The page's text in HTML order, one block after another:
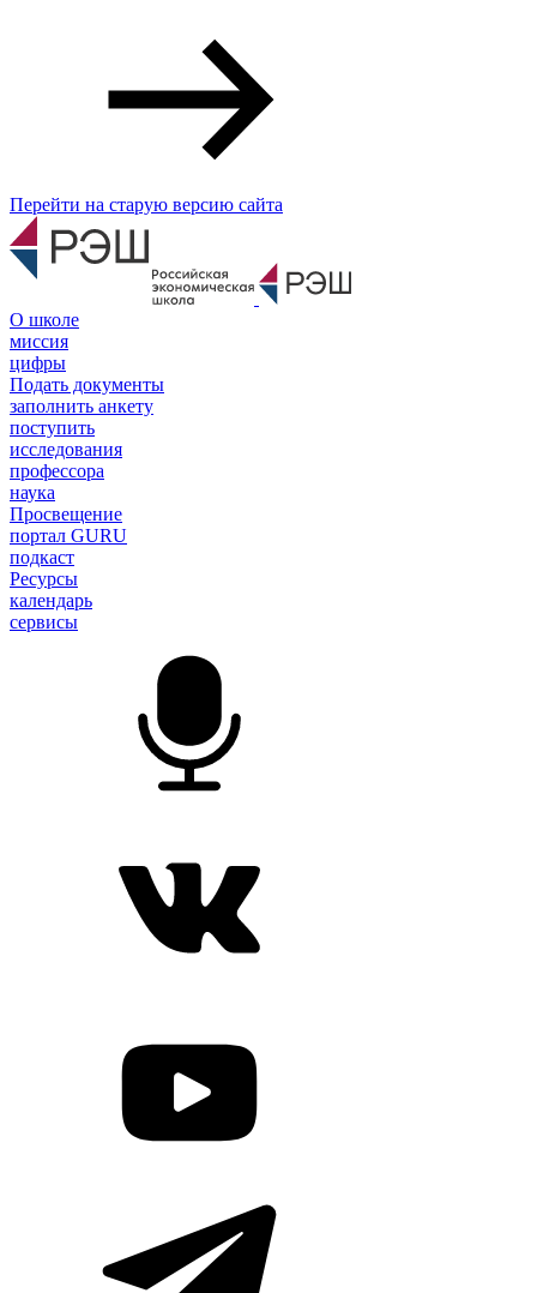
Перейти на старую версию сайта
О школе
миссия
цифры
Подать документы
заполнить анкету
поступить
исследования
профессора
наука
Просвещение
портал GURU
подкаст
Ресурсы
календарь
сервисы